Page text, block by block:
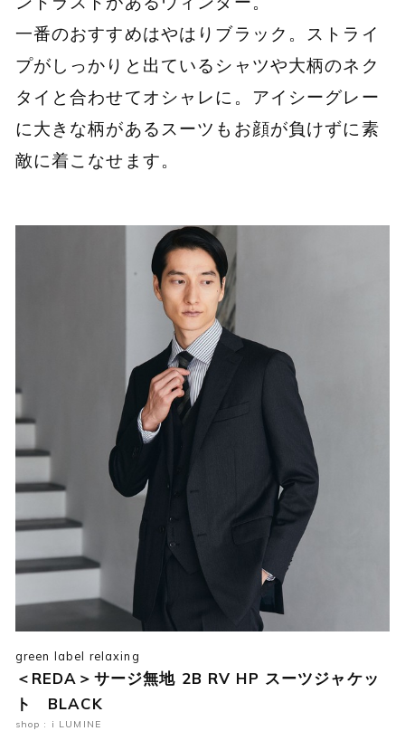
一番のおすすめはやはりブラック。ストライ
プがしっかりと出ているシャツや大柄のネク
タイと合わせてオシャレに。アイシーグレー
に大きな柄があるスーツもお顔が負けずに素
敵に着こなせます。
green label relaxing
＜REDA＞サージ無地 2B RV HP スーツジャケッ
ト BLACK
shop : i LUMINE